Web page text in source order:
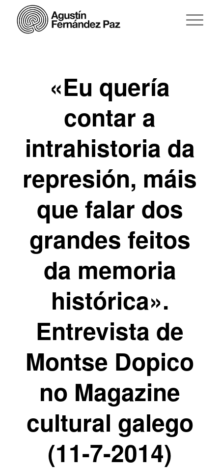
«Eu quería
contar a
intrahistoria da
represión, máis
que falar dos
grandes feitos
da memoria
histórica».
Entrevista de
Montse Dopico
no Magazine
cultural galego
(11-7-2014)